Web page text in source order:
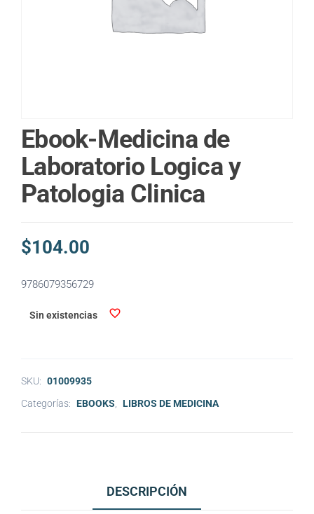
Ebook-Medicina de
Laboratorio Logica y
Patologia Clinica
$104.00
9786079356729
Sin existencias
SKU: 01009935
Categorías: EBOOKS LIBROS DE MEDICINA
DESCRIPCIÓN